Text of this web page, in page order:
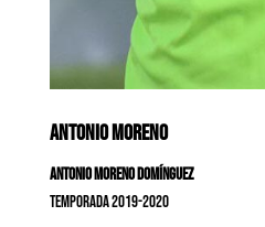
ANTONIO MORENO
Antonio Moreno Domínguez
Temporada 2019-2020